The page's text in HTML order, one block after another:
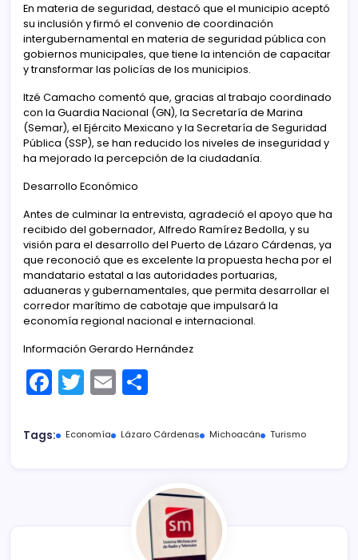
En materia de seguridad, destacó que el municipio aceptó
su inclusión y firmó el convenio de coordinación
intergubernamental en materia de seguridad pública con
gobiernos municipales, que tiene la intención de capacitar
y transformar las policías de los municipios.
Itzé Camacho comentó que, gracias al trabajo coordinado
con la Guardia Nacional (GN), la Secretaría de Marina
(Semar), el Ejército Mexicano y la Secretaría de Seguridad
Pública (SSP), se han reducido los niveles de inseguridad y
ha mejorado la percepción de la ciudadanía.
Desarrollo Económico
Antes de culminar la entrevista, agradeció el apoyo que ha
recibido del gobernador, Alfredo Ramírez Bedolla, y su
visión para el desarrollo del Puerto de Lázaro Cárdenas, ya
que reconoció que es excelente la propuesta hecha por el
mandatario estatal a las autoridades portuarias,
aduaneras y gubernamentales, que permita desarrollar el
corredor marítimo de cabotaje que impulsará la
economía regional nacional e internacional.
Información Gerardo Hernández
F
c
T
itt
E
ai m
ar
tir
Tags: Economía Lázaro Cárdenas Michoacán Turismo